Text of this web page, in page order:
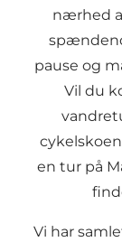
nærhed
pause og
Vil du
en tur på
Vi har